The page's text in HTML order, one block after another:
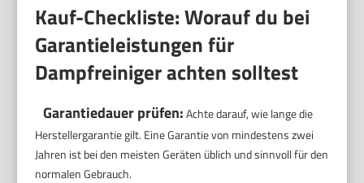
Kauf-Checkliste: Worauf du bei
Garantieleistungen für
Dampfreiniger achten solltest
Garantiedauer prüfen:Achte darauf, wie lange die
Herstellergarantie gilt. Eine Garantie von mindestens zwei
Jahren ist bei den meisten Geräten üblich und sinnvoll für den
normalen Gebrauch.